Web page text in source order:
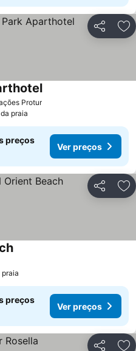
Partilhar
ProturVer preços
Ver preços
praia
preços
Ver preços
Partilhar
Ver preços
preços
Ver preços